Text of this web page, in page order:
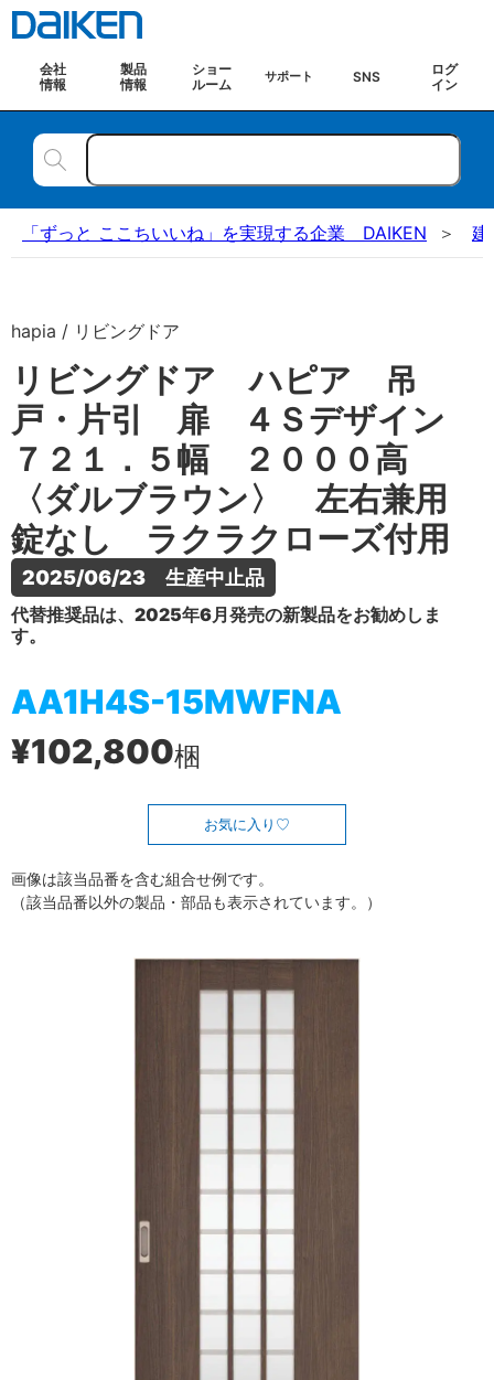
会社
情報
製品
情報
ショー
ルーム
サポート SNS
ログ
イン
「ずっと ここちいいね」を実現する企業 DAIKEN 建
hapia / リビングドア
リビングドア ハピア 吊
戸・片引 扉 ４Ｓデザイン
７２１．５幅 ２０００高
〈ダルブラウン〉 左右兼用
錠なし ラクラクローズ付用
2025/06/23　生産中止品
代替推奨品は、2025年6月発売の新製品をお勧めしま
す。
AA1H4S-15MWFNA
¥102,800梱
お気に入り
画像は該当品番を含む組合せ例です。
（該当品番以外の製品・部品も表示されています。）